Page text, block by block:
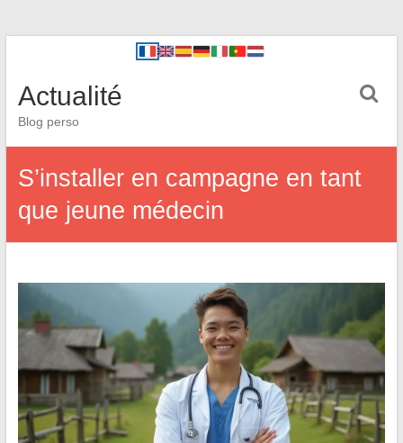
Actualité
Blog perso
S’installer en campagne en tant
que jeune médecin